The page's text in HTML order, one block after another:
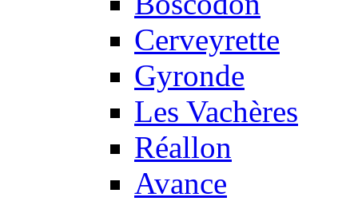
Cerveyrette
Gyronde
Les Vachères
Réallon
Avance